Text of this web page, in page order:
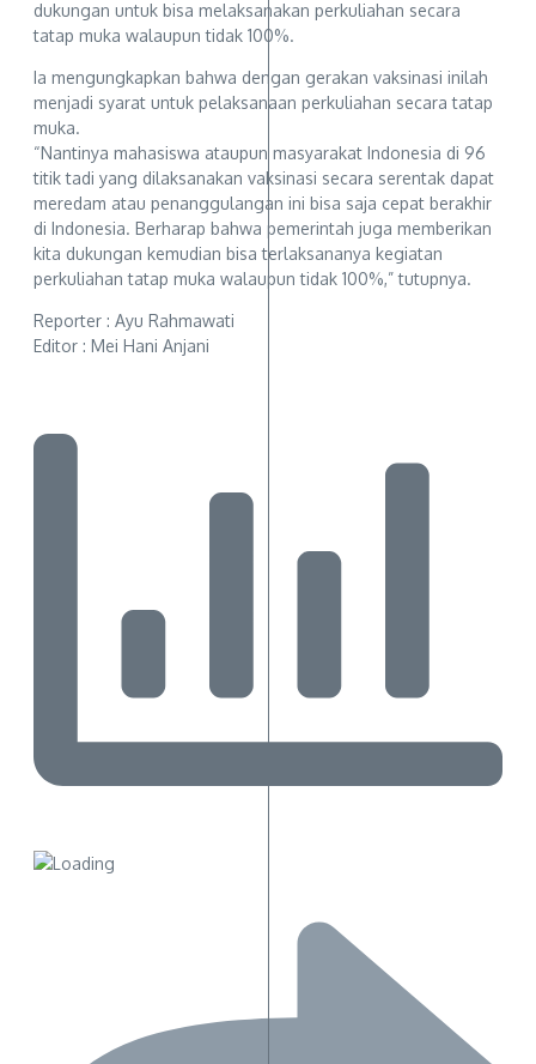
dukungan untuk bisa melaksanakan perkuliahan secara
tatap muka walaupun tidak 100%.
Ia mengungkapkan bahwa dengan gerakan vaksinasi inilah
menjadi syarat untuk pelaksanaan perkuliahan secara tatap
muka.
“Nantinya mahasiswa ataupun masyarakat Indonesia di 96
titik tadi yang dilaksanakan vaksinasi secara serentak dapat
meredam atau penanggulangan ini bisa saja cepat berakhir
di Indonesia. Berharap bahwa pemerintah juga memberikan
kita dukungan kemudian bisa terlaksananya kegiatan
perkuliahan tatap muka walaupun tidak 100%,” tutupnya.
Reporter : Ayu Rahmawati
Editor : Mei Hani Anjani